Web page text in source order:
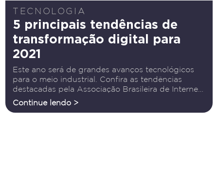
TECNOLOGIA
5 principais tendências de
transformação digital para
2021
Este ano será de grandes avanços tecnológicos
para o meio industrial. Confira as tendências
destacadas pela Associação Brasileira de Internet
Industrial (ABII) e prepare-se para os novos
Continue lendo >